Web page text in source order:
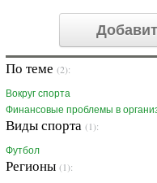
По теме (2):
Вокруг спорта
Финансовые проблемы в
Виды спорта (1):
Футбол
Регионы (1):